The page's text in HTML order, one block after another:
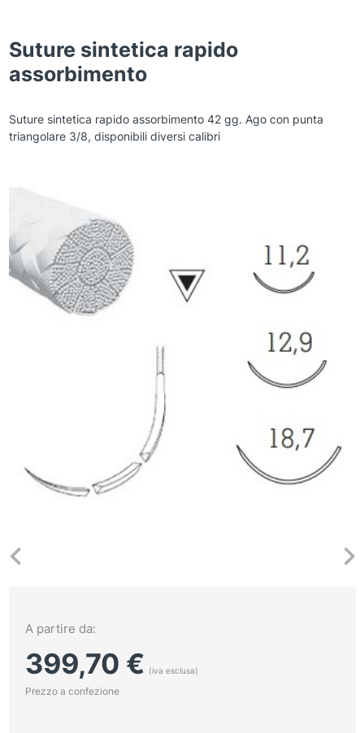
Suture sintetica rapido
assorbimento
Suture sintetica rapido assorbimento 42 gg. Ago con punta
triangolare 3/8, disponibili diversi calibri
A partire da:
399,70 € (iva esclusa)
Prezzo a confezione